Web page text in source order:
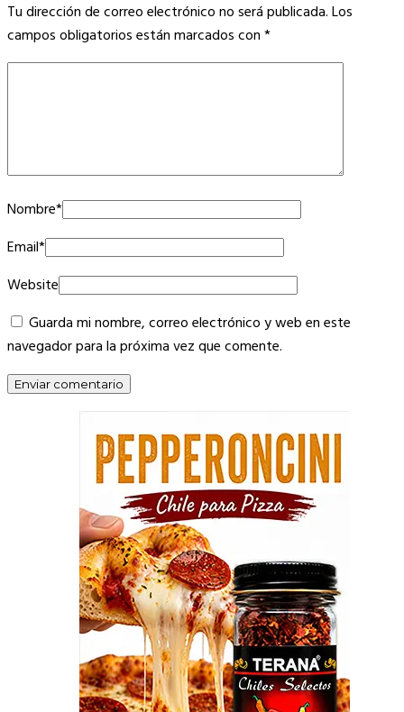
Tu dirección de correo electrónico no será publicada.Los
campos obligatorios están marcados con*
Nombre*
Email*
Website
Guarda mi nombre, correo electrónico y web en este
navegador para la próxima vez que comente.